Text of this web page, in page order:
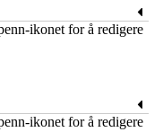
ikonet for å redigere
ikonet for å redigere